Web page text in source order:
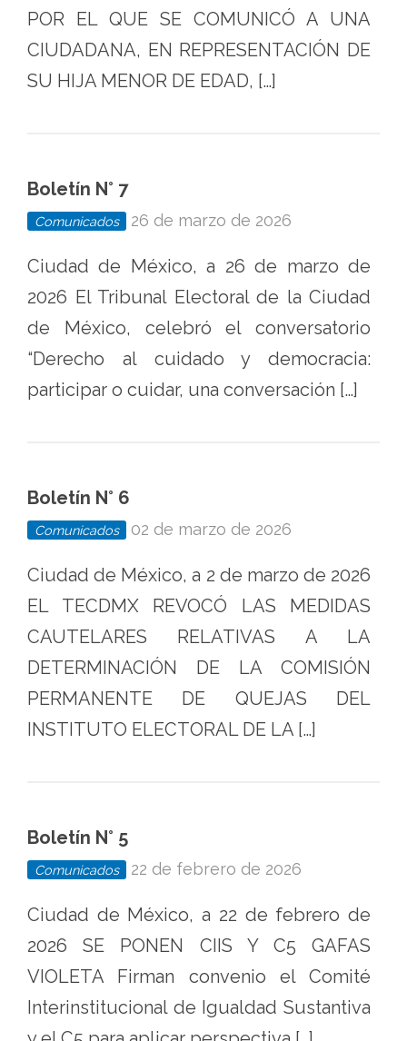
POR EL QUE SE COMUNICÓ A UNA
CIUDADANA, EN REPRESENTACIÓN DE
SU HIJA MENOR DE EDAD, […]
Boletín N° 7
Comunicados 26 de marzo de 2026
Ciudad de México, a 26 de marzo de
2026 El Tribunal Electoral de la Ciudad
de México, celebró el conversatorio
“Derecho al cuidado y democracia:
participar o cuidar, una conversación […]
Boletín N° 6
Comunicados 02 de marzo de 2026
Ciudad de México, a 2 de marzo de 2026
EL TECDMX REVOCÓ LAS MEDIDAS
CAUTELARES RELATIVAS A LA
DETERMINACIÓN DE LA COMISIÓN
PERMANENTE DE QUEJAS DEL
INSTITUTO ELECTORAL DE LA […]
Boletín N° 5
Comunicados 22 de febrero de 2026
Ciudad de México, a 22 de febrero de
2026 SE PONEN CIIS Y C5 GAFAS
VIOLETA Firman convenio el Comité
Interinstitucional de Igualdad Sustantiva